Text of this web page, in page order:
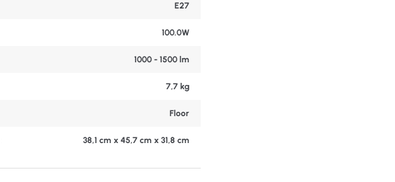
E27
100.0W
1000 - 1500 lm
7,7 kg
Floor
38,1 cm x 45,7 cm x 31,8 cm